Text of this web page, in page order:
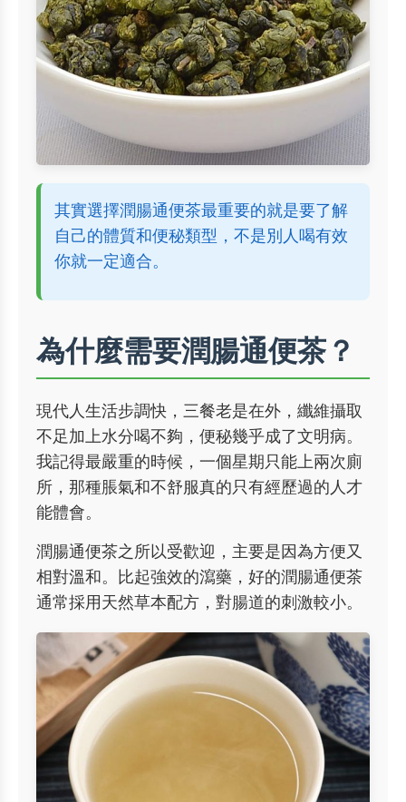
其實選擇潤腸通便茶最重要的就是要了解
自己的體質和便秘類型，不是別人喝有效
你就一定適合。
為什麼需要潤腸通便茶？
現代人生活步調快，三餐老是在外，纖維攝取
不足加上水分喝不夠，便秘幾乎成了文明病。
我記得最嚴重的時候，一個星期只能上兩次廁
所，那種脹氣和不舒服真的只有經歷過的人才
能體會。
潤腸通便茶之所以受歡迎，主要是因為方便又
相對溫和。比起強效的瀉藥，好的潤腸通便茶
通常採用天然草本配方，對腸道的刺激較小。